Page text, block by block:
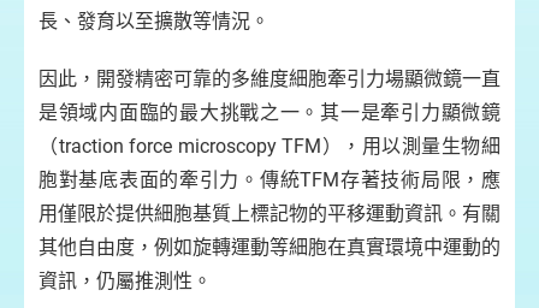
長、發育以至擴散等情況。
因此，開發精密可靠的多維度細胞牽引力場顯微鏡一直
是領域内面臨的最大挑戰之一。其一是牽引力顯微鏡
（traction force microscopy TFM），用以測量生物細
胞對基底表面的牽引力。傳統TFM存著技術局限，應
用僅限於提供細胞基質上標記物的平移運動資訊。有關
其他自由度，例如旋轉運動等細胞在真實環境中運動的
資訊，仍屬推測性。